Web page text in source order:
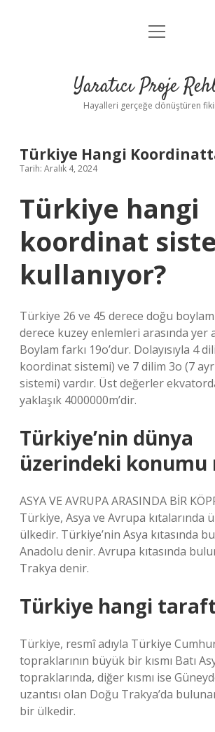
Anasayfa
Yasal Uyarı
menüyü
Yaratıcı Proje
Hayalleri gerçeğe dönüştüren
Türkiye Hangi
Tarih: Aralık 4, 2024
Türkiye hangi
koordinat
kullanıyor?
Türkiye 26 ve 45 derece doğu
derece kuzey enlemleri arasında yer
Boylam farkı 19o’dur. Dolayısıyla 4
koordinat sistemi) ve 7 dilim 3o (7
sistemi) vardır. Üst değerler
yaklaşık 4000000m’dir.
Türkiye’nin dünya
üzerindeki konumu
ASYA VE AVRUPA ARASINDA BİR
Türkiye, Asya ve Avrupa kıtalarında
ülkedir. Türkiye’nin Asya kıtasında
Anadolu denir. Avrupa kıtasında
Trakya denir.
Türkiye hangi
Türkiye, resmî adıyla Türkiye
topraklarının büyük bir kısmı Batı
topraklarında, diğer kısmı ise
uzantısı olan Doğu Trakya’da
bir ülkedir.